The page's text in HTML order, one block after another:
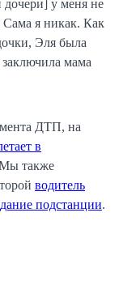
у меня не
я никак. Как
Эля была
мама
ДТП, на
в
также
водитель
подстанции.